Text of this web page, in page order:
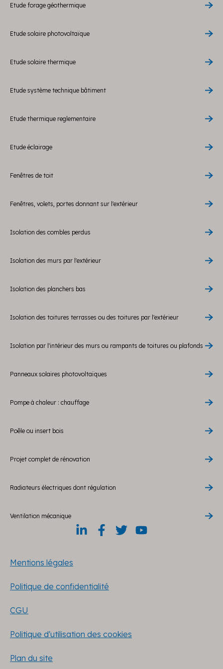
Etude forage géothermique
Etude solaire photovoltaïque
Etude solaire thermique
Etude système technique bâtiment
Etude thermique reglementaire
Etude éclairage
Fenêtres de toit
Fenêtres, volets, portes donnant sur l'extérieur
Isolation des combles perdus
Isolation des murs par l'extérieur
Isolation des planchers bas
Isolation des toitures terrasses ou des toitures par l'extérieur
Isolation par l'intérieur des murs ou rampants de toitures ou plafonds
Panneaux solaires photovoltaïques
Pompe à chaleur : chauffage
Poêle ou insert bois
Projet complet de rénovation
Radiateurs électriques dont régulation
Ventilation mécanique
Mentions légales
Politique de confidentialité
CGU
Politique d'utilisation des cookies
Plan du site